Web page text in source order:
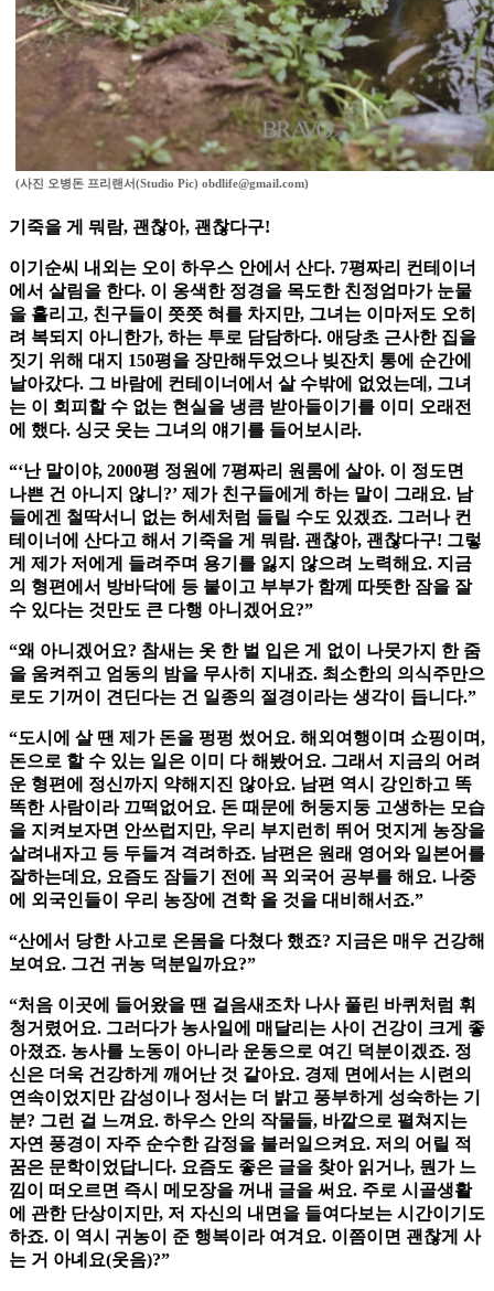
(사진 오병돈 프리랜서(Studio Pic) obdlife@gmail.com)
기죽을 게 뭐람, 괜찮아, 괜찮다구!
이기순씨 내외는 오이 하우스 안에서 산다. 7평짜리 컨테이너
에서 살림을 한다. 이 옹색한 정경을 목도한 친정엄마가 눈물
을 흘리고, 친구들이 쯧쯧 혀를 차지만, 그녀는 이마저도 오히
려 복되지 아니한가, 하는 투로 담담하다. 애당초 근사한 집을
짓기 위해 대지 150평을 장만해두었으나 빚잔치 통에 순간에
날아갔다. 그 바람에 컨테이너에서 살 수밖에 없었는데, 그녀
는 이 회피할 수 없는 현실을 냉큼 받아들이기를 이미 오래전
에 했다. 싱긋 웃는 그녀의 얘기를 들어보시라.
“‘난 말이야, 2000평 정원에 7평짜리 원룸에 살아. 이 정도면
나쁜 건 아니지 않니?’ 제가 친구들에게 하는 말이 그래요. 남
들에겐 철딱서니 없는 허세처럼 들릴 수도 있겠죠. 그러나 컨
테이너에 산다고 해서 기죽을 게 뭐람. 괜찮아, 괜찮다구! 그렇
게 제가 저에게 들려주며 용기를 잃지 않으려 노력해요. 지금
의 형편에서 방바닥에 등 붙이고 부부가 함께 따뜻한 잠을 잘
수 있다는 것만도 큰 다행 아니겠어요?”
“왜 아니겠어요? 참새는 옷 한 벌 입은 게 없이 나뭇가지 한 줌
을 움켜쥐고 엄동의 밤을 무사히 지내죠. 최소한의 의식주만으
로도 기꺼이 견딘다는 건 일종의 절경이라는 생각이 듭니다.”
“도시에 살 땐 제가 돈을 펑펑 썼어요. 해외여행이며 쇼핑이며,
돈으로 할 수 있는 일은 이미 다 해봤어요. 그래서 지금의 어려
운 형편에 정신까지 약해지진 않아요. 남편 역시 강인하고 똑
똑한 사람이라 끄떡없어요. 돈 때문에 허둥지둥 고생하는 모습
을 지켜보자면 안쓰럽지만, 우리 부지런히 뛰어 멋지게 농장을
살려내자고 등 두들겨 격려하죠. 남편은 원래 영어와 일본어를
잘하는데요, 요즘도 잠들기 전에 꼭 외국어 공부를 해요. 나중
에 외국인들이 우리 농장에 견학 올 것을 대비해서죠.”
“산에서 당한 사고로 온몸을 다쳤다 했죠? 지금은 매우 건강해
보여요. 그건 귀농 덕분일까요?”
“처음 이곳에 들어왔을 땐 걸음새조차 나사 풀린 바퀴처럼 휘
청거렸어요. 그러다가 농사일에 매달리는 사이 건강이 크게 좋
아졌죠. 농사를 노동이 아니라 운동으로 여긴 덕분이겠죠. 정
신은 더욱 건강하게 깨어난 것 같아요. 경제 면에서는 시련의
연속이었지만 감성이나 정서는 더 밝고 풍부하게 성숙하는 기
분? 그런 걸 느껴요. 하우스 안의 작물들, 바깥으로 펼쳐지는
자연 풍경이 자주 순수한 감정을 불러일으켜요. 저의 어릴 적
꿈은 문학이었답니다. 요즘도 좋은 글을 찾아 읽거나, 뭔가 느
낌이 떠오르면 즉시 메모장을 꺼내 글을 써요. 주로 시골생활
에 관한 단상이지만, 저 자신의 내면을 들여다보는 시간이기도
하죠. 이 역시 귀농이 준 행복이라 여겨요. 이쯤이면 괜찮게 사
는 거 아녜요(웃음)?”